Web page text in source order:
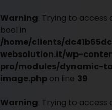
Warning: Trying to
bool in
/home/clients/
websolution.it/wp-
pro/modules/dynamic-
image.php on line 39
Warning: Trying to